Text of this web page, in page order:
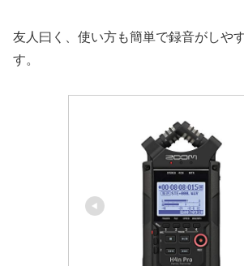
友人曰く、使い方も簡単で録音がしや
す。